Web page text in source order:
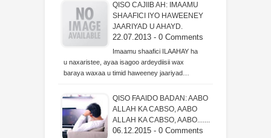
QISO CAJIIB AH: IMAAMU
SHAAFICI IYO HAWEENEY
JAARIYAD U AHAYD.
22.07.2013 - 0 Comments
Imaamu shaafici ILAAHAY ha
u naxaristee, ayaa isagoo ardeydiisii wax
baraya waxaa u timid haweeney jaariyad…
QISO FAAIDO BADAN: AABO
ALLAH KA CABSO, AABO
ALLAH KA CABSO, AABO.......
06.12.2015 - 0 Comments